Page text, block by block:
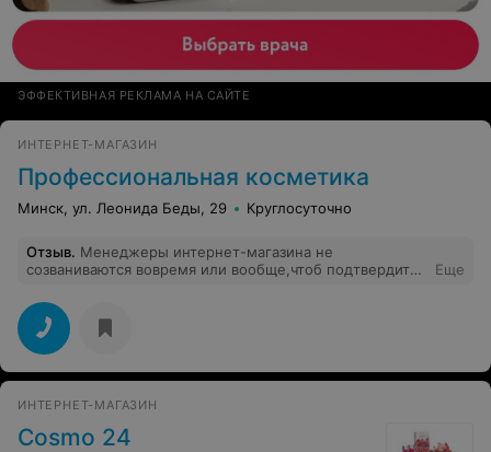
ЭФФЕКТИВНАЯ РЕКЛАМА НА САЙТЕ
ИНТЕРНЕТ-МАГАЗИН
Профессиональная косметика
Минск, ул. Леонида Беды, 29 Круглосуточно
Отзыв. Менеджеры интернет-магазина не
созваниваются вовремя или вообще,чтоб подтвердить
потом выяснилось. Возврата денег уже сутки жду.
Никому не рекомендую данный магазин.
Еще
ИНТЕРНЕТ-МАГАЗИН
Cosmo 24